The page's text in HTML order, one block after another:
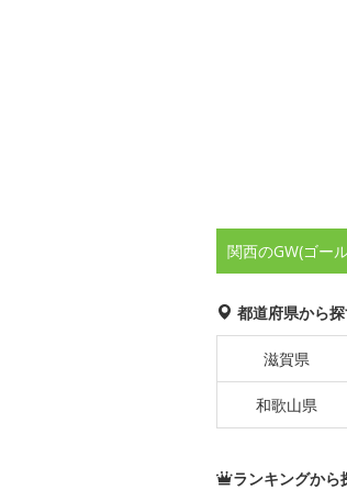
関西のGW(ゴー
都道府県から
滋賀県
和歌山県
ランキングから